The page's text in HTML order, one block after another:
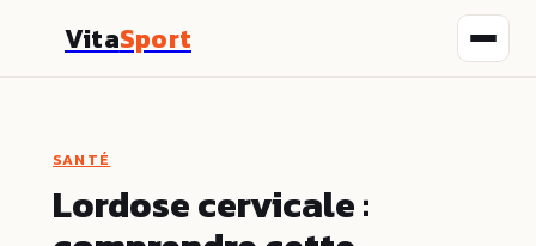
VitaSport
Nutrition
Sport
SANTÉ
Lordose cervicale :